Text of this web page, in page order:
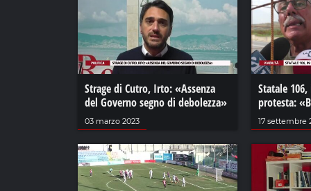
Strage di Cutro, Irto: «Assenza
del Governo segno di debolezza»
03 marzo 2023
Statale
protesta:
17 settembre